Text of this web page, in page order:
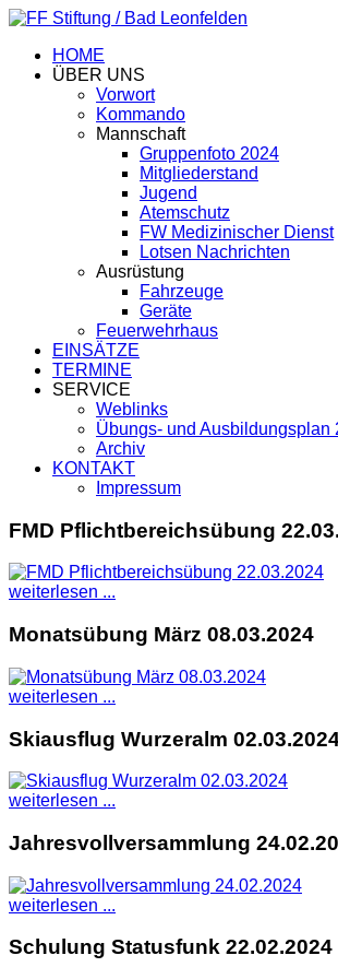
HOME
ÜBER UNS
Vorwort
Kommando
Mannschaft
Gruppenfoto 2024
Mitgliederstand
Jugend
Atemschutz
FW Medizinischer Dienst
Lotsen Nachrichten
Ausrüstung
Fahrzeuge
Geräte
Feuerwehrhaus
EINSÄTZE
TERMINE
SERVICE
Weblinks
Übungs- und Ausbildungsplan
Archiv
KONTAKT
Impressum
FMD Pflichtbereichsübung
weiterlesen ...
Monatsübung März 08.03.2024
weiterlesen ...
Skiausflug Wurzeralm
weiterlesen ...
Jahresvollversammlung
weiterlesen ...
Schulung Statusfunk 22.02.2024